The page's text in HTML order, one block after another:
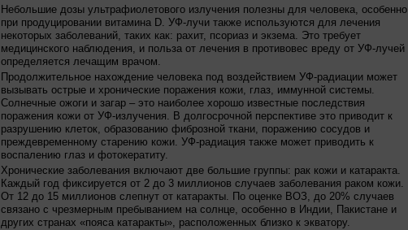
Небольшие дозы ультрафиолетового излучения полезны для человека, особенно
при продуцировании витамина D. УФ-лучи также используются для лечения
некоторых заболеваний, таких как: рахит, псориаз и экзема. Это требует
медицинского наблюдения, и польза от лечения в противовес вреду от УФ-лучей
определяется лечащим врачом.
Продолжительное нахождение человека под воздействием УФ-радиации может
вызывать острые и хронические поражения кожи, глаз, иммунной системы.
Солнечные ожоги и загар – это наиболее хорошо известные последствия
поражения кожи от УФ-излучения. В долгосрочной перспективе это приводит к
разрушению клеток, образованию фиброзной ткани, поражению сосудов и
преждевременному старению кожи. УФ-радиация также может приводить к
воспалению глаз и фотокератиту.
Хронические заболевания включают две большие группы: рак кожи и катаракта.
Каждый год фиксируется от 2 до 3 миллионов случаев заболевания раком кожи.
От 12 до 15 миллионов слепнут от катаракты. По оценке ВОЗ, до 20% случаев
связано с чрезмерным пребыванием на солнце, особенно в Индии, Пакистане и
других странах «пояса катаракты», расположенных близко к экватору.